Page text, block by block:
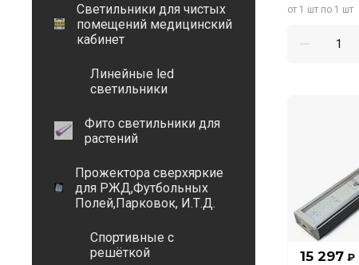
Светильники для чистых
помещений медицинский
кабинет
Линейные led
светильники
Фито светильники для
растений
Прожектора сверхяркие
для РЖД,Футбольных
Полей,Парковок, И.Т.Д.
Спортивные с
решёткой
от 1 шт по 1 шт
15 297 ₽